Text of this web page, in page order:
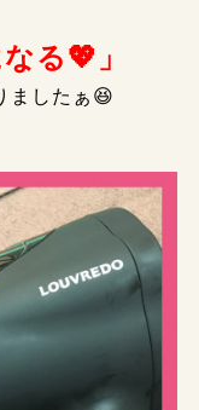
る💖」
ましたぁ😆